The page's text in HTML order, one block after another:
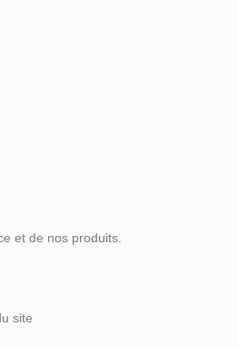
et de nos produits.
site